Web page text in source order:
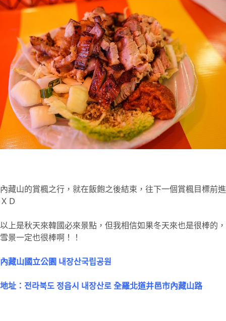
內藏山的賞楓之行，就在飯飽之後結束，往下一個賞楓目標前進
ＸＤ
以上是秋天來韓國必來景點，但我相信如果冬天來也是很棒的，
雪景一定也很棒啊！！
內藏山國立公園 내장산국립공원
地址：전라북도 정읍시 내장산로 全羅北道井邑市內藏山路